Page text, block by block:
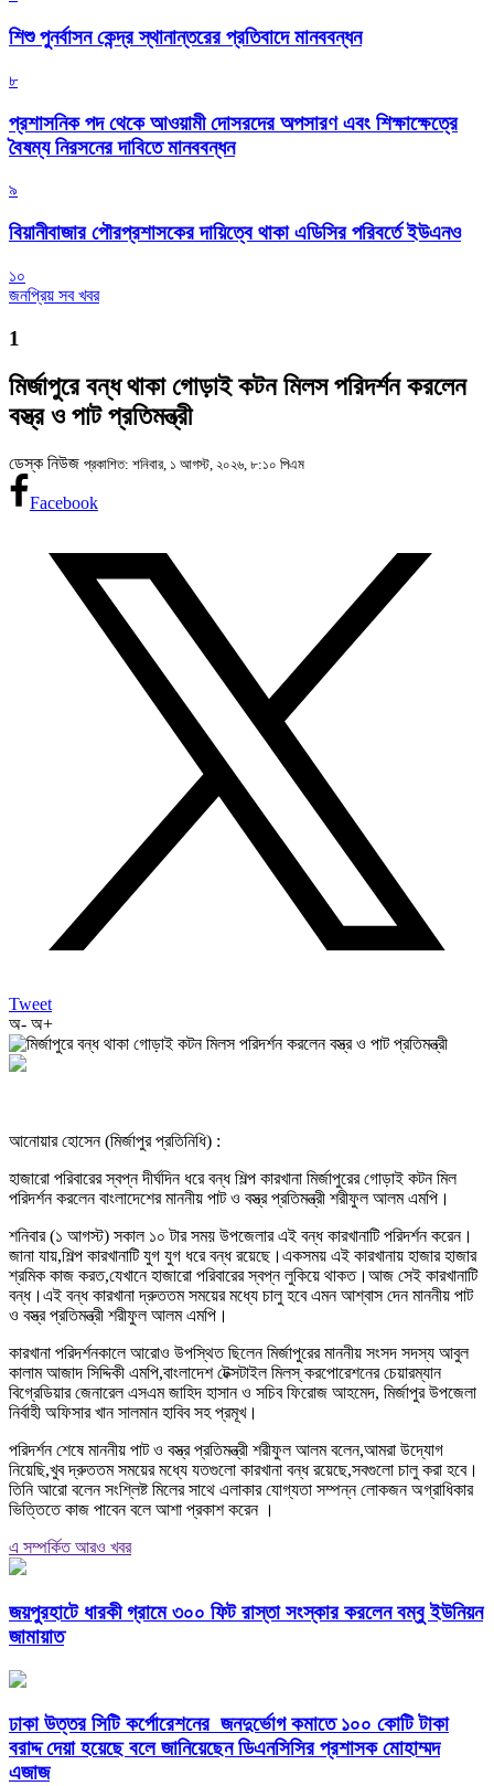
শিশু পুনর্বাসন কেন্দ্র স্থানান্তরের প্রতিবাদে মানববন্ধন
৮
প্রশাসনিক পদ থেকে আওয়ামী দোসরদের অপসারণ এবং শিক্ষাক্ষেত্রে
বৈষম্য নিরসনের দাবিতে মানববন্ধন
৯
বিয়ানীবাজার পৌরপ্রশাসকের দায়িত্বে থাকা এডিসির পরিবর্তে ইউএনও
১০
জনপ্রিয় সব খবর
1
মির্জাপুরে বন্ধ থাকা গোড়াই কটন মিলস পরিদর্শন করলেন
বস্ত্র ও পাট প্রতিমন্ত্রী
ডেস্ক নিউজ প্রকাশিত: শনিবার, ১ আগস্ট, ২০২৬, ৮:১০ পিএম
Facebook
Tweet
অ- অ+
আনোয়ার হোসেন (মির্জাপুর প্রতিনিধি) :
হাজারো পরিবারের স্বপ্ন দীর্ঘদিন ধরে বন্ধ শিল্প কারখানা মির্জাপুরের গোড়াই কটন মিল
পরিদর্শন করলেন বাংলাদেশের মাননীয় পাট ও বস্ত্র প্রতিমন্ত্রী শরীফুল আলম এমপি।
শনিবার (১ আগস্ট) সকাল ১০ টার সময় উপজেলার এই বন্ধ কারখানাটি পরিদর্শন করেন।
জানা যায়,শিল্প কারখানাটি যুগ যুগ ধরে বন্ধ রয়েছে।একসময় এই কারখানায় হাজার হাজার
শ্রমিক কাজ করত,যেখানে হাজারো পরিবারের স্বপ্ন লুকিয়ে থাকত।আজ সেই কারখানাটি
বন্ধ।এই বন্ধ কারখানা দ্রুততম সময়ের মধ্যে চালু হবে এমন আশ্বাস দেন মাননীয় পাট
ও বস্ত্র প্রতিমন্ত্রী শরীফুল আলম এমপি।
কারখানা পরিদর্শনকালে আরোও উপস্থিত ছিলেন মির্জাপুরের মাননীয় সংসদ সদস্য আবুল
কালাম আজাদ সিদ্দিকী এমপি,বাংলাদেশ টেক্সটাইল মিলস্ করপোরেশনের চেয়ারম্যান
বিগ্রেডিয়ার জেনারেল এসএম জাহিদ হাসান ও সচিব ফিরোজ আহমেদ, মির্জাপুর উপজেলা
নির্বাহী অফিসার খান সালমান হাবিব সহ প্রমূখ।
পরিদর্শন শেষে মাননীয় পাট ও বস্ত্র প্রতিমন্ত্রী শরীফুল আলম বলেন,আমরা উদ্যোগ
নিয়েছি,খুব দ্রুততম সময়ের মধ্যে যতগুলো কারখানা বন্ধ রয়েছে,সবগুলো চালু করা হবে।
তিনি আরো বলেন সংশ্লিষ্ট মিলের সাথে এলাকার যোগ্যতা সম্পন্ন লোকজন অগ্রাধিকার
ভিত্তিতে কাজ পাবেন বলে আশা প্রকাশ করেন ।
এ সম্পর্কিত আরও খবর
জয়পুরহাটে ধারকী গ্রামে ৩০০ ফিট রাস্তা সংস্কার করলেন বম্বু ইউনিয়ন
জামায়াত
ঢাকা উত্তর সিটি কর্পোরেশনের জনদুর্ভোগ কমাতে ১০০ কোটি টাকা
বরাদ্দ দেয়া হয়েছে বলে জানিয়েছেন ডিএনসিসির প্রশাসক মোহাম্মদ
এজাজ